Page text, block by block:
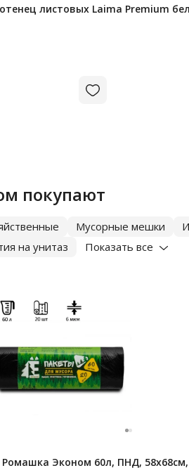
листовых Laima Premium
покупают
Мусорные мешки
на унитаз
Показать все
Эконом 60л, ПНД,